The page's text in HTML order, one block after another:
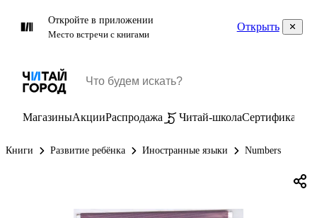
Откройте в приложении
Место встречи с книгами
Открыть
МагазиныАкцииРаспродажа Читай-школаСертификаты
Книги Развитие ребёнка Иностранные языки Numbers